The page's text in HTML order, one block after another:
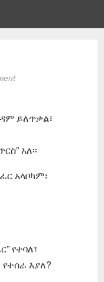
ይለጥቃል፣
አለ፡፡
አላቦካም፣
የተባለ፣
እያለ?